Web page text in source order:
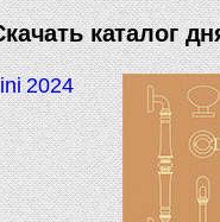
каталог
2024